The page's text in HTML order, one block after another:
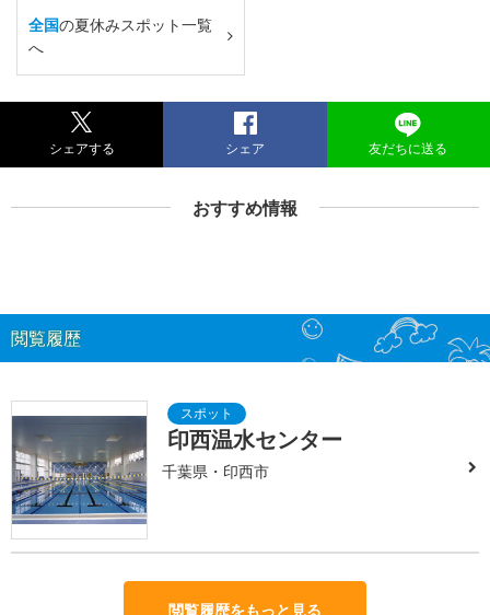
全国の夏休みスポット一覧
へ
シェアする シェア 友だちに送る
おすすめ情報
閲覧履歴
印西温水センター
千葉県・印西市
閲覧履歴をもっと見る